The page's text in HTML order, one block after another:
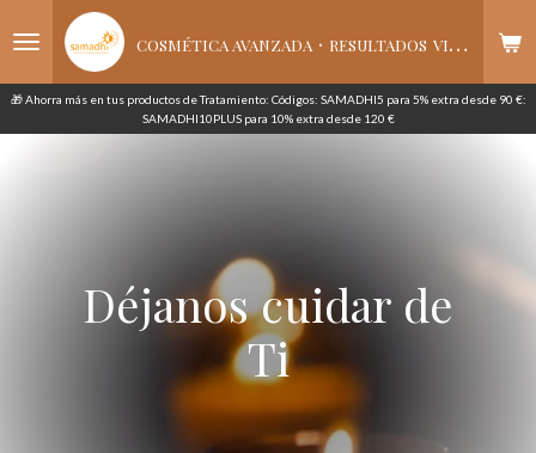
al
contenido
COSMÉTICA AVANZADA · RESULTADOS VISIBLES
🎁 Ahorra más en tus productos de Tratamiento: Códigos: SAMADHI5 para 5% extra desde 90 €:
SAMADHI10PLUS para 10% extra desde 120 €
Déjanos cuidar de
Ti